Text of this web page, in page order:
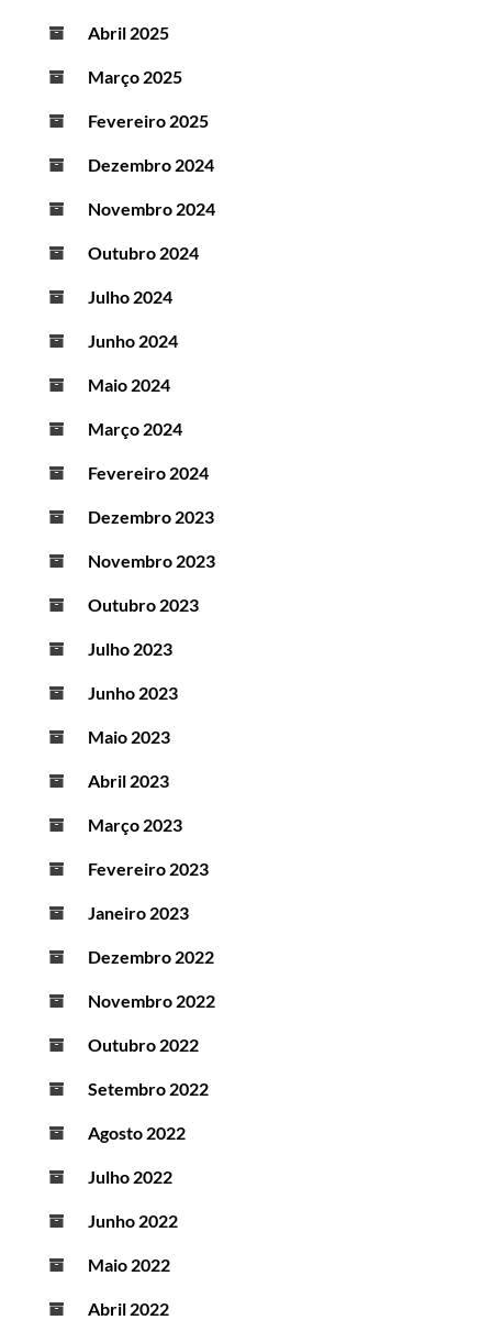
Abril 2025
Março 2025
Fevereiro 2025
Dezembro 2024
Novembro 2024
Outubro 2024
Julho 2024
Junho 2024
Maio 2024
Março 2024
Fevereiro 2024
Dezembro 2023
Novembro 2023
Outubro 2023
Julho 2023
Junho 2023
Maio 2023
Abril 2023
Março 2023
Fevereiro 2023
Janeiro 2023
Dezembro 2022
Novembro 2022
Outubro 2022
Setembro 2022
Agosto 2022
Julho 2022
Junho 2022
Maio 2022
Abril 2022